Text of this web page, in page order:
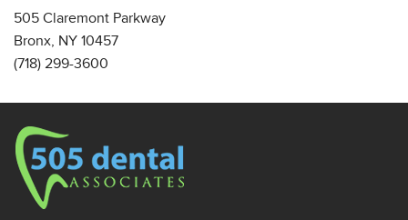
505 Claremont Parkway
Bronx, NY 10457
(718) 299-3600